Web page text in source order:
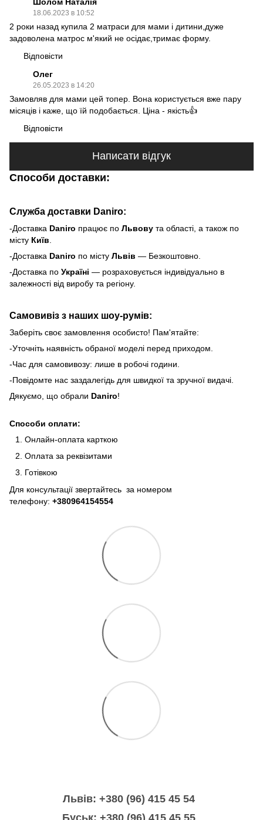
18.06.2023 в 10:52
2 роки назад купила 2 матраси для мами і дитини,дуже
задоволена матрос м'який не осідає,тримає форму.
Відповісти
Олег
26.05.2023 в 14:20
Замовляв для мами цей топер. Вона користується вже пару
місяців і каже, що їй подобається. Ціна - якість👍
Відповісти
Написати відгук
Способи доставки:
Служба доставки Daniro:
-Доставка Daniro працює по Львову та області, а також по
місту Київ
-Доставка Daniro по місту Львів — Безкоштовно.
-Доставка по Україні — розраховується індивідуально в
залежності від виробу та регіону.
Самовивіз з наших шоу-румів:
Заберіть своє замовлення особисто! Пам'ятайте:
-Уточніть наявність обраної моделі перед приходом.
-Час для самовивозу: лише в робочі години.
-Повідомте нас заздалегідь для швидкої та зручної видачі.
Дякуємо, що обрали Daniro!
Способи оплати:
Онлайн-оплата карткою
Оплата за реквізитами
Готівкою
Для консультації звертайтесь за номером
телефону: +380964154554
Львів: +380 (96) 415 45 54
Буськ: +380 (96) 415 45 55